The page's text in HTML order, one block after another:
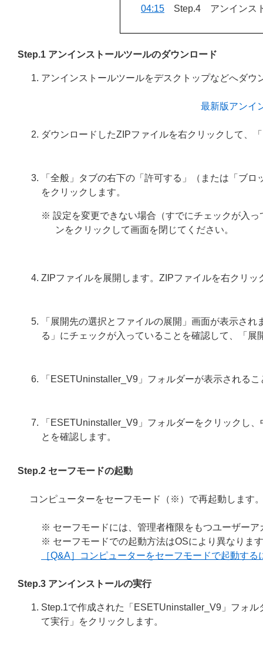
04:15 Step.4 アンインス
Step.1 アンインストールツールのダウンロード
アンインストールツールをデスクトップなどへダウ
最新版アンイ
ダウンロードしたZIPファイルを右クリックして、
「全般」タブの右下の「許可する」（または「ブ
をクリックします。
※ 設定を変更できない場合（すでにチェックが入
ンをクリックして画面を閉じてください。
ZIPファイルを展開します。ZIPファイルを右クリ
「展開先の選択とファイルの展開」画面が表示さ
る」にチェックが入っていることを確認して、「展
「ESETUninstaller_V9」フォルダーが表示される
「ESETUninstaller_V9」フォルダーをクリックし
とを確認します。
Step.2 セーフモードの起動
コンピューターをセーフモード（※）で再起動します
※ セーフモードには、管理者権限をもつユーザー
※ セーフモードでの起動方法はOSにより異なりま
［Q&A］コンピューターをセーフモードで起動する
Step.3 アンインストールの実行
Step.1で作成された「ESETUninstaller_V9」フォ
て実行」をクリックします。